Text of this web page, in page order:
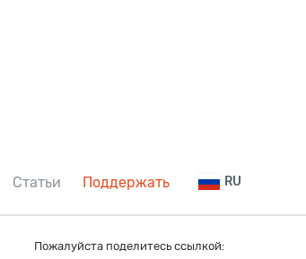
Статьи Поддержать RU
Пожалуйста поделитесь ссылкой: